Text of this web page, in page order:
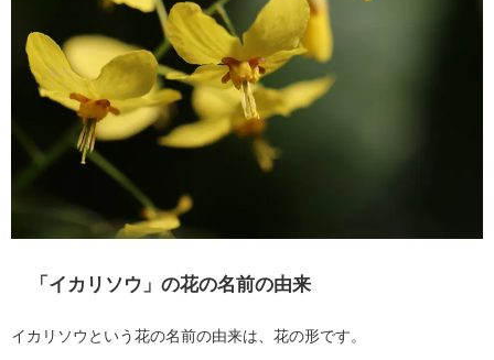
「イカリソウ」の花の名前の由来
イカリソウという花の名前の由来は、花の形です。